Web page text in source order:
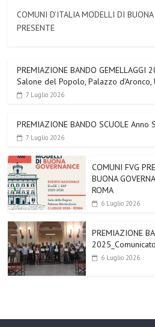
COMUNI D’ITALIA MODELLI DI BUONA
PRESENTE
PREMIAZIONE BANDO
Salone del Popolo, Palazzo d’Aronco,
7 Luglio 2026
PREMIAZIONE BANDO SCUOLE
7 Luglio 2026
COMUNI FVG
BUONA
ROMA
6 Luglio 2026
PREMIAZIONE
6 Luglio 2026